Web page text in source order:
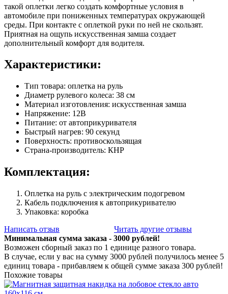
такой оплетки легко создать комфортные условия в
автомобиле при пониженных температурах окружающей
среды. При контакте с оплеткой руки по ней не скользят.
Приятная на ощупь искусственная замша создает
дополнительный комфорт для водителя.
Характеристики:
Тип товара: оплетка на руль
Диаметр рулевого колеса: 38 см
Материал изготовления: искусственная замша
Напряжение: 12В
Питание: от автоприкуривателя
Быстрый нагрев: 90 секунд
Поверхность: противоскользящая
Страна-производитель: КНР
Комплектация:
Оплетка на руль с электрическим подогревом
Кабель подключения к автоприкуривателю
Упаковка: коробка
Написать отзыв
Читать другие отзывы
Минимальная сумма заказа - 3000 рублей!
Возможен сборный заказ по 1 единице разного товара.
В случае, если у вас на сумму 3000 рублей получилось менее 5
единиц товара - прибавляем к общей сумме заказа 300 рублей!
Похожие товары